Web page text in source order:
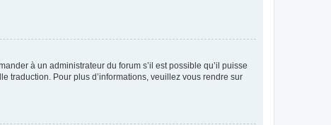
à un administrateur du forum s’il est possible qu’il puisse
traduction. Pour plus d’informations, veuillez vous rendre sur